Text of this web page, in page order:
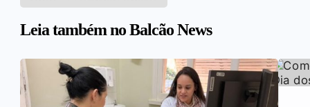
Leia também no Balcão News